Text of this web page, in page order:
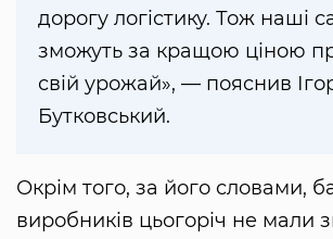
дорогу логістику. Тож наші
зможуть за кращою ціною
свій урожай», — пояснив
Бутковський.
Окрім того, за його словами,
виробників цьогоріч не мали